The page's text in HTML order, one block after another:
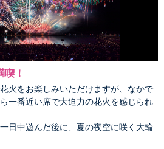
！
火をお楽しみいただけますが、なかで
一番近い席で大迫力の花火を感じられ
日中遊んだ後に、夏の夜空に咲く大輪